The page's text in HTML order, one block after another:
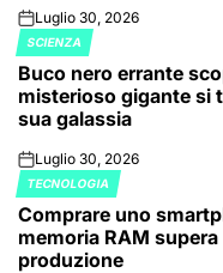
onLuglio 30, 2026
POSTED
IN
SCIENZA
Buco nero errante
misterioso gigante si
sua galassia
onLuglio 30, 2026
POSTED
IN
TECNOLOGIA
Comprare uno
memoria RAM
produzione